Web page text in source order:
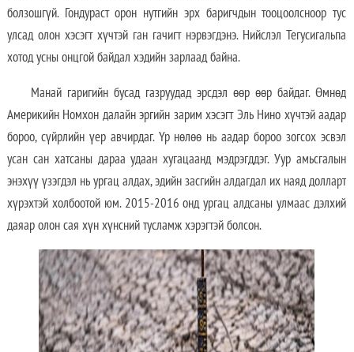
болзошгүй. Гондураст орон нутгийн эрх баригчдын тооцоолсноор тус
улсад олон хэсэгт хүчтэй ган гачигт нэрвэгдэнэ. Нийслэл Тегусигальпа
хотод усны онцгой байдал хэдийн зарлаад байна.
Манай гаригийн бусад газруудад эрсдэл өөр өөр байдаг. Өмнөд
Америкийн Номхон далайн эргийн зарим хэсэгт Эль Нино хүчтэй аадар
бороо, сүйрлийн үер авчирдаг. Үр нөлөө нь аадар бороо зогсох эсвэл
усан сан хатсаны дараа удаан хугацаанд мэдрэгддэг. Уур амьсгалын
энэхүү үзэгдэл нь ургац алдах, эдийн засгийн алдагдал их наяд долларт
хүрэхтэй холбоотой юм. 2015-2016 онд ургац алдсаны улмаас дэлхий
даяар олон сая хүн хүнсний тусламж хэрэгтэй болсон.